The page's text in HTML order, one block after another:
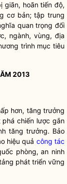
giãn, hoãn tiến độ,
cơ bản; tập trung
quan trọng đối
ngành, vùng, địa
trình mục tiêu
M 2013
hơn, tăng trưởng
chiến lược gắn
tăng trưởng. Bảo
hiệu quả công tác
phòng, an ninh
phát triển vững